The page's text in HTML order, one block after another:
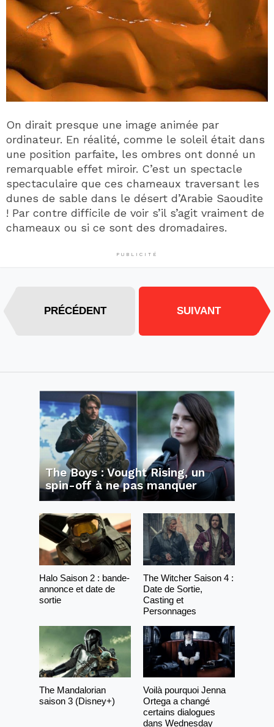
On dirait presque une image animée par
ordinateur. En réalité, comme le soleil était dans
une position parfaite, les ombres ont donné un
remarquable effet miroir. C’est un spectacle
spectaculaire que ces chameaux traversant les
dunes de sable dans le désert d’Arabie Saoudite
! Par contre difficile de voir s’il s’agit vraiment de
chameaux ou si ce sont des dromadaires.
PUBLICITÉ
PRÉCÉDENT SUIVANT
The Boys : Vought Rising, un
spin-off à ne pas manquer
Halo Saison 2 : bande-
annonce et date de
sortie
The Witcher Saison 4 :
Date de Sortie,
Casting et
Personnages
The Mandalorian
saison 3 (Disney+)
Voilà pourquoi Jenna
Ortega a changé
certains dialogues
dans Wednesday